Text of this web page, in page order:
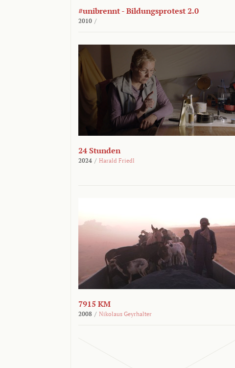
#unibrennt - Bildungsprotest 2.0
2010 /
24 Stunden
2024 / Harald Friedl
7915 KM
2008 / Nikolaus Geyrhalter